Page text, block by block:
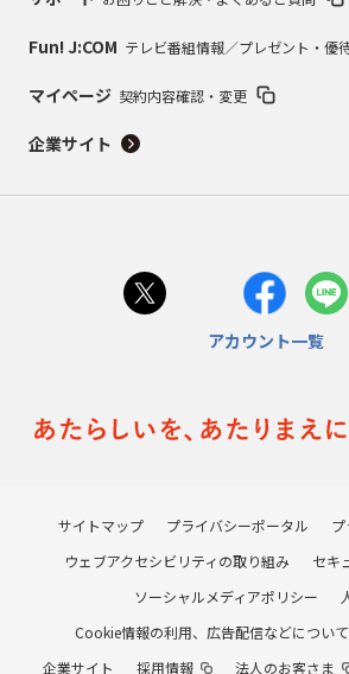
Fun! J:COM テレビ番組情報／プレゼント・優
マイページ 契約内容確認・変更
企業サイト
アカウント一覧
サイトマップ プライバシーポータル
ウェブアクセシビリティの取り組み
セキ
ソーシャルメディアポリシー
Cookie情報の利用、広告配信などについて
企業サイト
採用情報 法人のお客さま